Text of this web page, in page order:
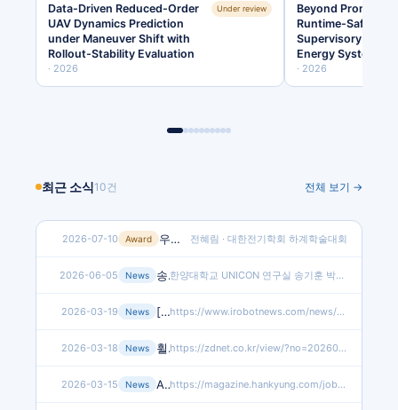
Data-Driven Reduced-Order
UAV Dynamics Prediction
under Maneuver Shift with
Rollout-Stability Evaluation
Under review
· 2026
Beyond Prompt
Runtime-
Supervisory
Energy Systems
· 2026
최근 소식 10건 전체 보기 →
2026-07-10 Award 우수논문상 전혜림 · 대한전기학회 하계학술대회
2026-06-05 News 송기훈 박사과정생, 2026년 박사우수장학금 사업 이공계 분야 선발 한양대학교 UNICON 연구실 송기훈 박사과정생이 한국장학재단에서 주관하는 「2026년 박사우수장학금 사업」…
2026-03-19 News [2026 로봇미래전략컨퍼런스] ‘자율주행 퍼스널 모빌리티의 현재와 미래’ https://www.irobotnews.com/news/articleView.html?idxno=45399
2026-03-18 News 휠체어의 진화…퍼스널 모빌리티 시장 열린다 https://zdnet.co.kr/view/?no=20260317194134
2026-03-15 News AI 기반 퍼스널 모빌리티 및 자율주행 서비스 로봇 플랫폼 개발하는 기업 ‘유니코어로보틱스’ https://magazine.hankyung.com/job-joy/article/202603152413d